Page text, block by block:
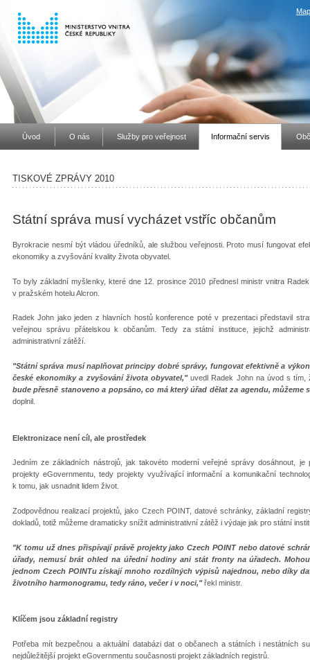
Úvod O nás Služby pro veřejnost Informační servis
TISKOVÉ ZPRÁVY 2010
Státní správa musí vycházet vstříc občanům
Byrokracie nesmí být vládou úředníků, ale službou veřejnosti. Proto musí fungovat
ekonomiky a zvyšování kvality života obyvatel.
To byly základní myšlenky, které dne 12. prosince 2010 přednesl ministr vnitra
v pražském hotelu Alcron.
Radek John jako jeden z hlavních hostů konference poté v prezentaci představil
veřejnou správu přátelskou k občanům. Tedy za státní instituce, jejichž
administrativní zátěží.
"Státní správa musí naplňovat principy dobré správy, fungovat efektivně a
české ekonomiky a zvyšování života obyvatel,"uvedl Radek John na úvod s tím,
bude přesně stanoveno a popsáno, co má který úřad dělat za agendu, můžeme
doplnil.
Elektronizace není cíl, ale prostředek
Jedním ze základních nástrojů, jak takovéto moderní veřejné správy dosáhnout,
projekty eGovernmentu, tedy projekty využívající informační a komunikační
k tomu, jak usnadnit lidem život.
Zodpovědnou realizací projektů, jako Czech POINT, datové schránky, základní
dokladů, totiž můžeme dramaticky snížit administrativní zátěž i výdaje jak pro státní
"K tomu už dnes přispívají právě projekty jako Czech POINT nebo datové
úřady, nemusí brát ohled na úřední hodiny ani stát fronty na úřadech.
jednom Czech POINTu získají mnoho rozdílných výpisů najednou, nebo díky
životního harmonogramu, tedy ráno, večer i v noci,"řekl ministr.
Klíčem jsou základní registry
Potřeba mít bezpečnou a aktuální databázi dat o občanech a státních i nestátních
nejdůležitější projekt eGovernmentu současnosti projekt základních registrů.